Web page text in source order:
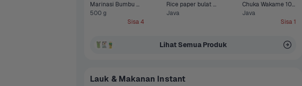
Marinasi Bumbu
Kuning Sayurbox
500 g
Sisa 4
Rice paper bulat
100 gram
Java
Chuka Wakame 100
gram
Java
Sisa 1
Lihat Semua Produk
Lauk & Makanan Instant